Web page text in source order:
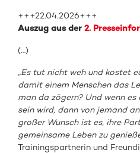
+++22.04.2026+++
Auszug aus der2.
(…)
„Es tut nicht weh und kostet
damit einem Menschen das
man da zögern? Und wenn
sein wird, dann von jemand
großer Wunsch ist es, ihre
gemeinsame Leben zu
Trainingspartnerin und